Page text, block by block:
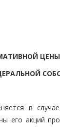
в
его акций